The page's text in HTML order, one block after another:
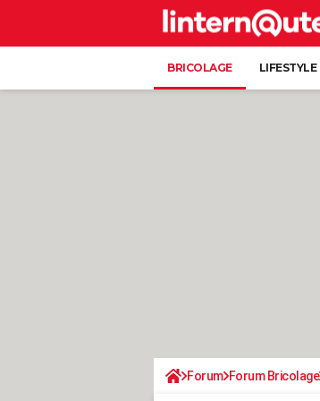
BRICOLAGE LIFESTYLE
Forum Forum Bricolage